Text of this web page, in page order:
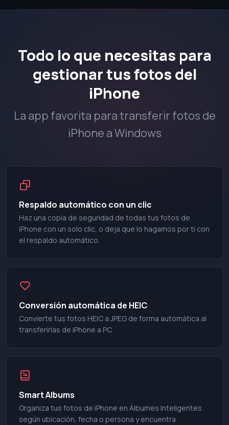
Todo lo que necesitas para
gestionar tus fotos del
iPhone
La app favorita para transferir fotos de
iPhone a Windows
Respaldo automático con un clic
Haz una copia de seguridad de todas tus fotos de
iPhone con un solo clic, o deja que lo hagamos por ti con
el respaldo automático.
Conversión automática de HEIC
Convierte tus fotos HEIC a JPEG de forma automática al
transferirlas de iPhone a PC.
Smart Albums
Organiza tus fotos de iPhone en Álbumes Inteligentes
según ubicación, fecha o persona y encuentra